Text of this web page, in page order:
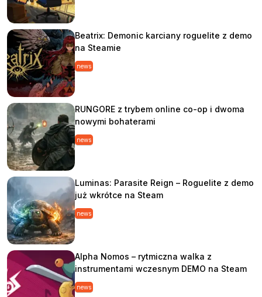
Beatrix: Demonic karciany roguelite z demo
na Steamie
news
RUNGORE z trybem online co-op i dwoma
nowymi bohaterami
news
Luminas: Parasite Reign – Roguelite z demo
już wkrótce na Steam
news
Alpha Nomos – rytmiczna walka z
instrumentami wczesnym DEMO na Steam
news